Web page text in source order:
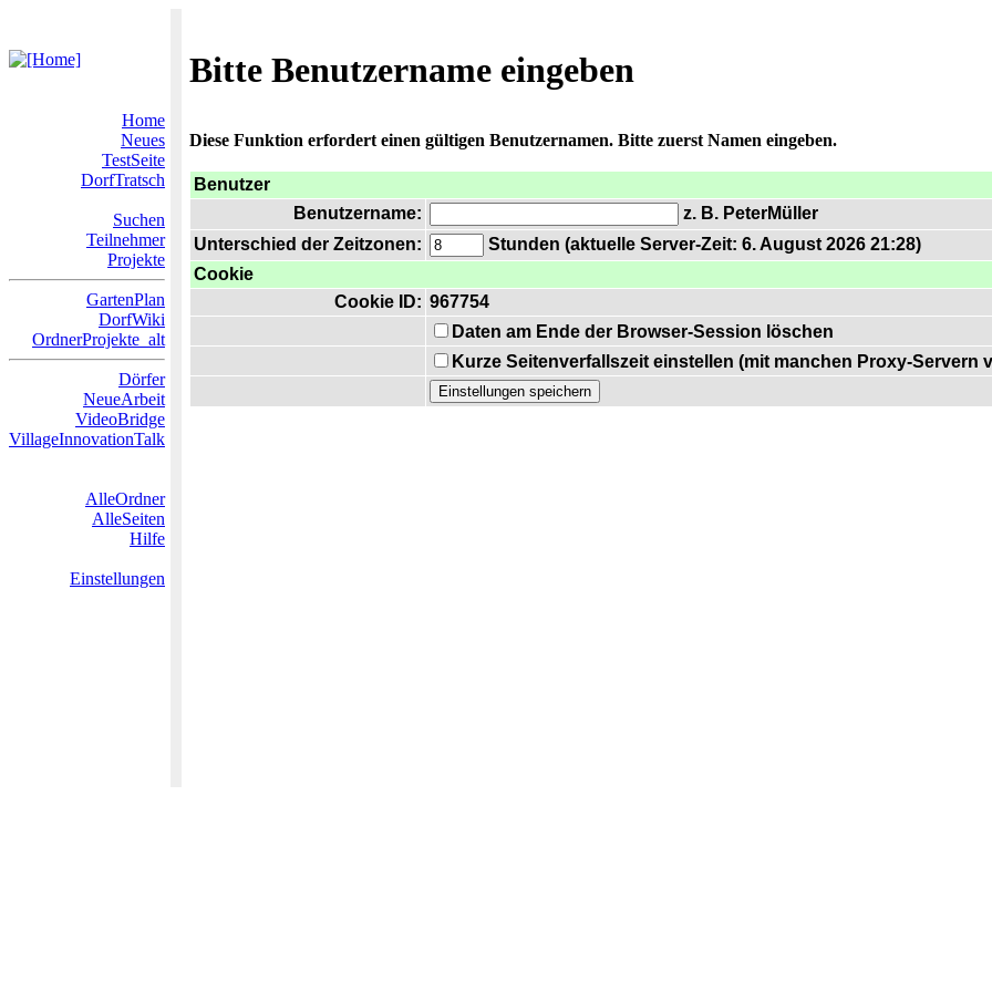
Bitte Benutzername eingeben
Home
Neues
TestSeite
DorfTratsch
Suchen
Teilnehmer
Projekte
GartenPlan
DorfWiki
OrdnerProjekte_alt
Dörfer
NeueArbeit
VideoBridge
VillageInnovationTalk
AlleOrdner
AlleSeiten
Hilfe
Einstellungen
Diese Funktion erfordert einen gültigen Benutzernamen. Bitte zuerst Namen eingeben.
Benutzer
Benutzername:
z. B. PeterMüller
Unterschied der Zeitzonen:
Stunden (aktuelle Server-Zeit: 6. August 2026 21:28)
Cookie
Cookie ID: 967754
Daten am Ende der Browser-Session löschen
Kurze Seitenverfallszeit einstellen (mit manchen Proxy-Servern